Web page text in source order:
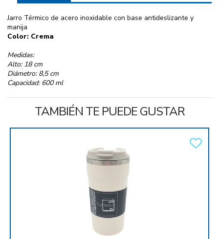
Jarro Térmico de acero inoxidable con base antideslizante y
manija
Color: Crema
Medidas:
Alto: 18 cm
Diámetro: 8,5 cm
Capacidad: 600 ml
TAMBIÉN TE PUEDE GUSTAR